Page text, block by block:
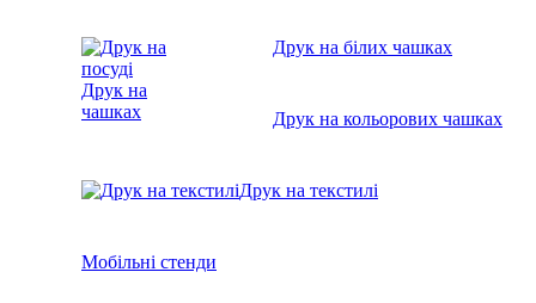
Друк на
чашках
Друк на білих чашках
Друк на кольорових чашках
Друк на текстилі
Мобільні стенди